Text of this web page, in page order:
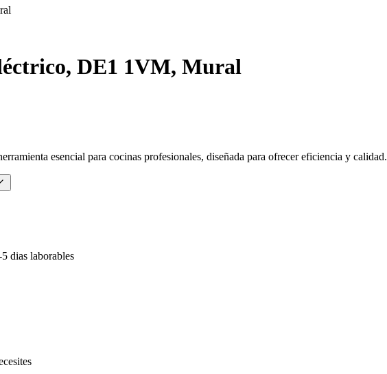
DE1 1VM, Mural
esencial para cocinas profesionales, diseñada para ofrecer eficiencia y calidad.
dias laborables